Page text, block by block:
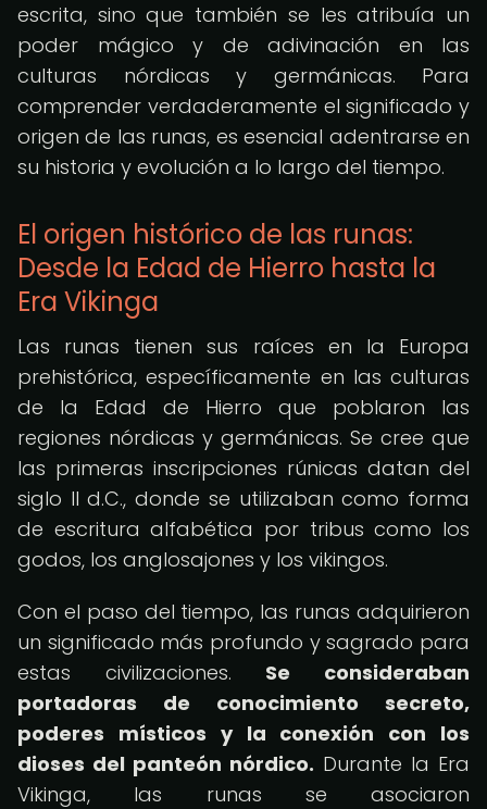
escrita, sino que también se les atribuía un
poder mágico y de adivinación en las
culturas nórdicas y germánicas. Para
comprender verdaderamente el significado y
origen de las runas, es esencial adentrarse en
su historia y evolución a lo largo del tiempo.
El origen histórico de las runas:
Desde la Edad de Hierro hasta la
Era Vikinga
Las runas tienen sus raíces en la Europa
prehistórica, específicamente en las culturas
de la Edad de Hierro que poblaron las
regiones nórdicas y germánicas. Se cree que
las primeras inscripciones rúnicas datan del
siglo II d.C., donde se utilizaban como forma
de escritura alfabética por tribus como los
godos, los anglosajones y los vikingos.
Con el paso del tiempo, las runas adquirieron
un significado más profundo y sagrado para
estas civilizaciones. Se consideraban
portadoras de conocimiento secreto,
poderes místicos y la conexión con los
dioses del panteón nórdico. Durante la Era
Vikinga, las runas se asociaron